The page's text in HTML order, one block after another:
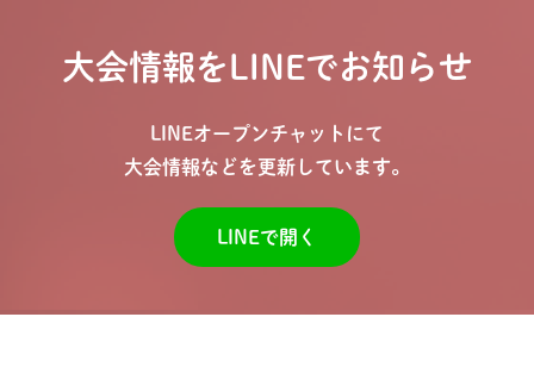
大会情報をLINEでお知らせ
LINEオープンチャットにて
大会情報などを更新しています。
LINEで開く